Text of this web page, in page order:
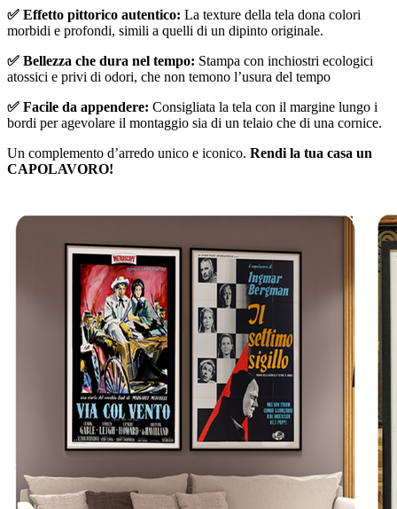
✅ Effetto pittorico autentico: La texture della tela dona colori
morbidi e profondi, simili a quelli di un dipinto originale.
✅ Bellezza che dura nel tempo: Stampa con inchiostri ecologici
atossici e privi di odori, che non temono l’usura del tempo
✅ Facile da appendere: Consigliata la tela con il margine lungo i
bordi per agevolare il montaggio sia di un telaio che di una cornice.
Un complemento d’arredo unico e iconico. Rendi la tua casa un
CAPOLAVORO!